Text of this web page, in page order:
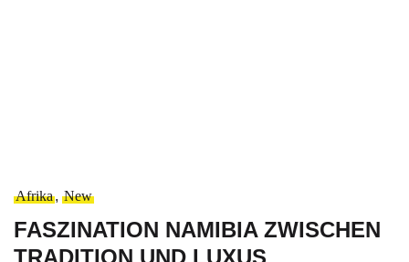
Afrika, New
FASZINATION NAMIBIA ZWISCHEN
TRADITION UND LUXUS